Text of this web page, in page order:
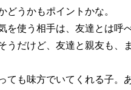
うかもポイントかな。
使う相手は、友達とは呼べ
だけど、友達と親友も、
も味方でいてくれる子。